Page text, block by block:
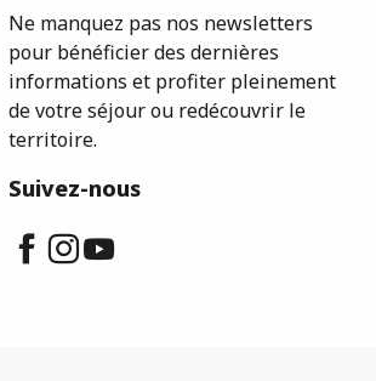
Ne manquez pas nos newsletters
pour bénéficier des dernières
informations et profiter pleinement
de votre séjour ou redécouvrir le
territoire.
Suivez-nous